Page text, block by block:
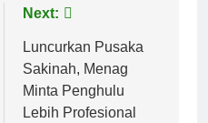
Next:
Luncurkan Pusaka
Sakinah, Menag
Minta Penghulu
Lebih Profesional